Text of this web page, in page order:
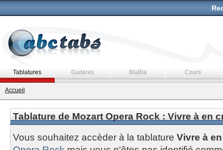
Tablatures Guitares BlaBla Cours
Accueil
Tablature de Mozart Opera Rock : Vivre à en
Vous souhaitez accèder à la tablature Vivre à